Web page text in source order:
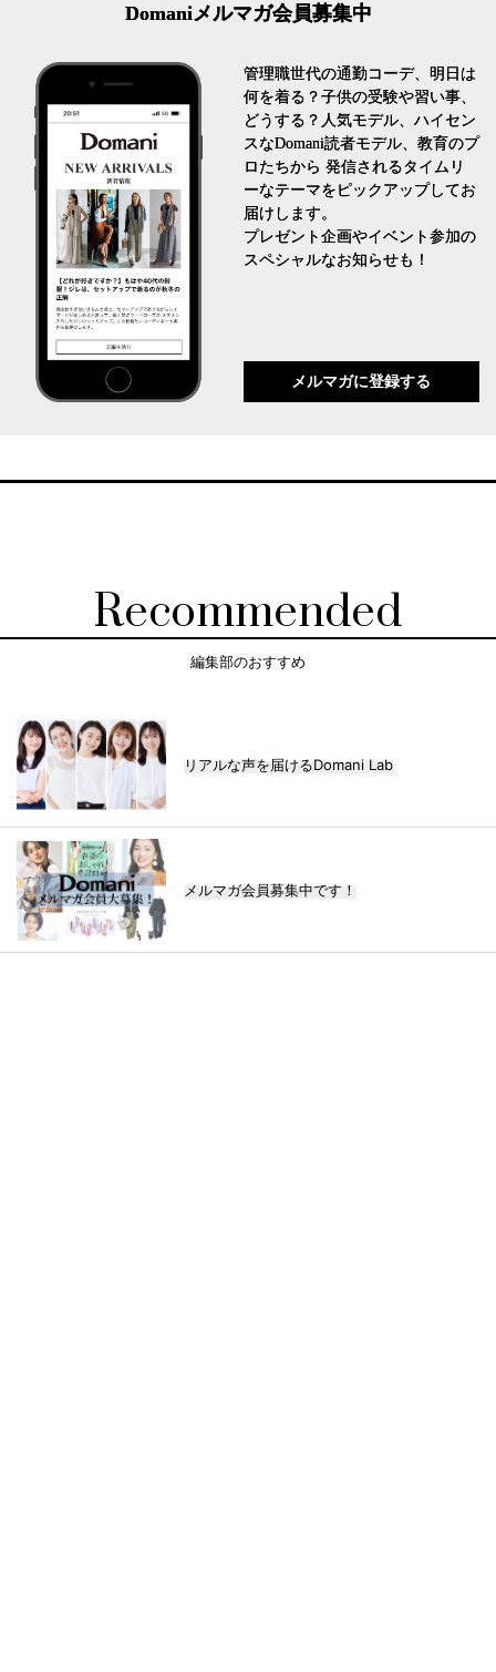
Domaniメルマガ会員募集中
管理職世代の通勤コーデ、明日は
何を着る？子供の受験や習い事、
どうする？人気モデル、ハイセン
スなDomani読者モデル、教育のプ
ロたちから 発信されるタイムリ
ーなテーマをピックアップしてお
届けします。
プレゼント企画やイベント参加の
スペシャルなお知らせも！
メルマガに登録する
Recommended
編集部のおすすめ
リアルな声を届けるDomani Lab
メルマガ会員募集中です！